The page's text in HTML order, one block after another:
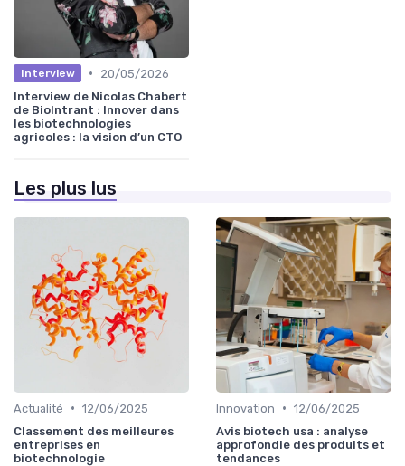
Interview •
20/05/2026
Interview de Nicolas Chabert
de BioIntrant : Innover dans
les biotechnologies
agricoles : la vision d’un CTO
Les plus lus
Actualité • 12/06/2025
Classement des meilleures
entreprises en
biotechnologie
Innovation • 12/06/2025
Avis biotech usa : analyse
approfondie des produits et
tendances